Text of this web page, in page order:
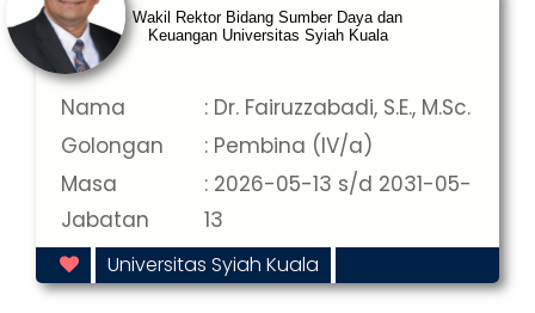
Wakil Rektor Bidang Sumber Daya dan
Keuangan Universitas Syiah Kuala
Nama
: Dr. Fairuzzabadi, S.E., M.Sc.
Golongan
: Pembina (IV/a)
Masa
Jabatan
: 2026-05-13 s/d 2031-05-
13
Universitas Syiah Kuala